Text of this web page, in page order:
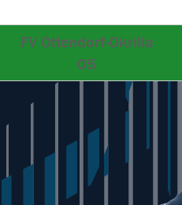
FV Ottendorf-Okrilla
05